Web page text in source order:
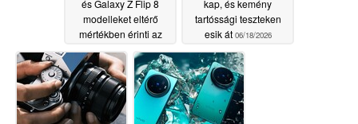
és Galaxy Z Flip 8
modelleket eltérő
mértékben érinti az
06/18/2026
kap, és kemény
tartóssági teszteken
esik át 06/18/2026